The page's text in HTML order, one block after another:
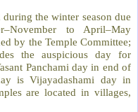
the winter season due
to April–May
by the Temple Committee;
the auspicious day for
Panchami day in end of
is Vijayadashami day in
are located in villages,